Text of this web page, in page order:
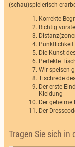
(schau)spielerisch
Korrekte
Richtig
Die Kunst
Perfekte
Wir speisen
Tischrede
Der erste
Kleidung
Der geheime
Der
Tragen Sie sich in